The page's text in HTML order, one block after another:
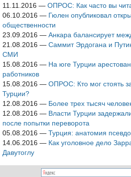
11.11.2016 — ОПРОС: Как часто вы
06.10.2016 — Гюлен опубликовал
общественности
23.09.2016 — Анкара балансирует
21.08.2016 — Саммит Эрдогана и
СМИ
15.08.2016 — На юге Турции
работников
15.08.2016 — ОПРОС: Кто мог стоять
Турции?
12.08.2016 — Более трех тысяч
12.08.2016 — Власти Турции
после попытки переворота
05.08.2016 — Турция: анатомия
14.06.2016 — Как уголовное дело
Давутоглу